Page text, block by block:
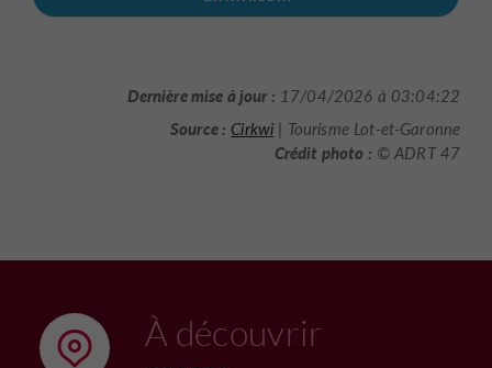
Dernière mise à jour : 17/04/2026 à 03:04:22
Source : Cirkwi | Tourisme Lot-et-Garonne
Crédit photo : © ADRT 47
À découvrir